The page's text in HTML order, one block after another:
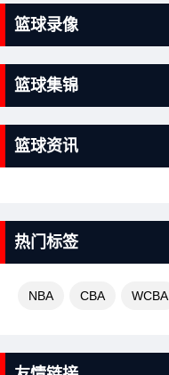
篮球录像
篮球集锦
篮球资讯
热门标签
NBA CBA WCBA